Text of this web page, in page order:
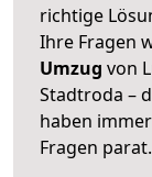
richtige
Ihre Fragen
Umzug von
Stadtroda –
haben
Fragen parat.